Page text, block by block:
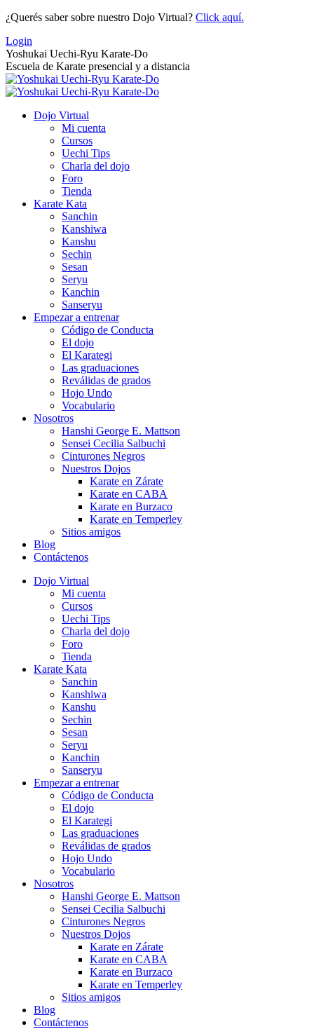
Saltar
contenido
¿Querés saber sobre nuestro Dojo Virtual? Click aquí.
Login
Yoshukai Uechi-Ryu Karate-Do
Escuela de Karate presencial y a distancia
Dojo Virtual
Mi cuenta
Cursos
Uechi Tips
Charla del dojo
Foro
Tienda
Karate Kata
Sanchin
Kanshiwa
Kanshu
Sechin
Sesan
Seryu
Kanchin
Sanseryu
Empezar a entrenar
Código de Conducta
El dojo
El Karategi
Las graduaciones
Reválidas de grados
Hojo Undo
Vocabulario
Nosotros
Hanshi George E. Mattson
Sensei Cecilia Salbuchi
Cinturones Negros
Nuestros Dojos
Karate en Zárate
Karate en CABA
Karate en Burzaco
Karate en Temperley
Sitios amigos
Blog
Contáctenos
Dojo Virtual
Mi cuenta
Cursos
Uechi Tips
Charla del dojo
Foro
Tienda
Karate Kata
Sanchin
Kanshiwa
Kanshu
Sechin
Sesan
Seryu
Kanchin
Sanseryu
Empezar a entrenar
Código de Conducta
El dojo
El Karategi
Las graduaciones
Reválidas de grados
Hojo Undo
Vocabulario
Nosotros
Hanshi George E. Mattson
Sensei Cecilia Salbuchi
Cinturones Negros
Nuestros Dojos
Karate en Zárate
Karate en CABA
Karate en Burzaco
Karate en Temperley
Sitios amigos
Blog
Contáctenos